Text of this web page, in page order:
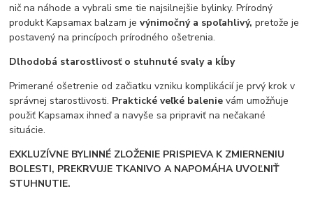
nič na náhode a vybrali sme tie najsilnejšie bylinky. Prírodný
produkt Kapsamax balzam jevýnimočný a spoľahlivý,pretože je
postavený na princípoch prírodného ošetrenia.
Dlhodobá starostlivosť o stuhnuté svaly a kĺby
Primerané ošetrenie od začiatku vzniku komplikácií je prvý krok v
správnej starostlivosti. Praktické veľké balenie vám umožňuje
použiť Kapsamax ihneď a navyše sa pripraviť na nečakané
situácie.
EXKLUZÍVNE BYLINNÉ ZLOŽENIE PRISPIEVA K ZMIERNENIU
BOLESTI, PREKRVUJE TKANIVO A NAPOMÁHA UVOĽNIŤ
STUHNUTIE.